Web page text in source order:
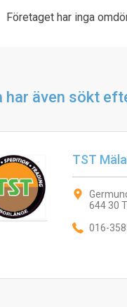
Företaget har inga
har även sökt
TST
644 30
016-